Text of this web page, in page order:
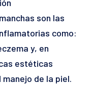
son las
como:
y, en
estéticas
de la piel.